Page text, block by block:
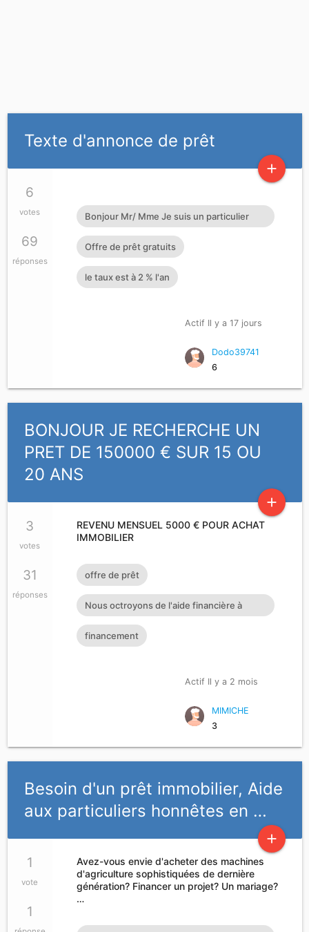
Texte d'annonce de prêt
add
6
votes
69
réponses
Bonjour Mr/ Mme Je suis un particulier
Français honnête opérateur économique.
J'octroie de crédits prêts d'argent à
toutes personnes sérieuses pouvant me
besoin ou dans le problème d'argent je
dispose d'un capital qui servira à octroyer
des prêts particuliers à court moyens et
long terme allant de 2.000 euros à
s'il vous plaît contactez-moi via
moneycash2010@gmail.com
Offre de prêt gratuits
le taux est à 2 % l'an
Actif Il y a 17 jours
Dodo39741
6
BONJOUR JE RECHERCHE UN
PRET DE 150000 € SUR 15 OU
20 ANS
add
3
votes
31
réponses
REVENU MENSUEL 5000 € POUR ACHAT
IMMOBILIER
offre de prêt
Nous octroyons de l'aide financière à
toutes personnes ayant dan
financement
Actif Il y a 2 mois
MIMICHE
3
Besoin d'un prêt immobilier, Aide
aux particuliers honnêtes en …
add
1
vote
1
Avez-vous envie d'acheter des machines
d'agriculture sophistiquées de dernière
génération? Financer un projet? Un mariage?
…